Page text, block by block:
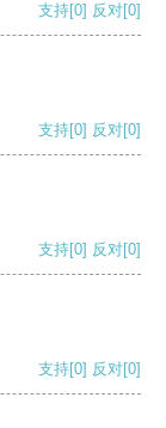
支持[0] 反对[0]
支持[0] 反对[0]
支持[0] 反对[0]
支持[0] 反对[0]